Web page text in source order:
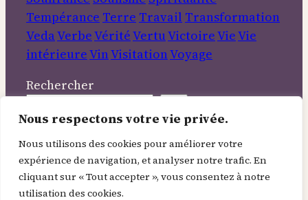
Nous respectons votre vie privée.
Nous utilisons des cookies pour améliorer votre
expérience de navigation, et analyser notre trafic. En
cliquant sur « Tout accepter », vous consentez à notre
utilisation des cookies.
Tempérance Terre Travail Transformation
VedaVerbeVéritéVertuVictoireVieVie
intérieureVinVisitationVoyage
Rechercher
Informations
À Propos
Contact